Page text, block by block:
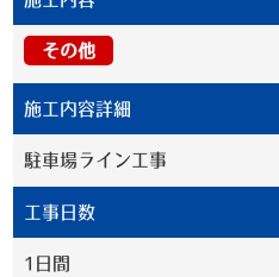
その他
施工内容詳細
駐車場ライン工事
工事日数
1日間